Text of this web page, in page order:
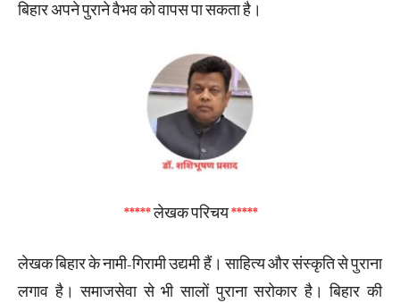
बिहार अपने पुराने वैभव को वापस पा सकता है।
*****लेखक परिचय*****
लेखक बिहार के नामी-गिरामी उद्यमी हैं। साहित्य और संस्कृति से पुराना
लगाव है। समाजसेवा से भी सालों पुराना सरोकार है। बिहार की